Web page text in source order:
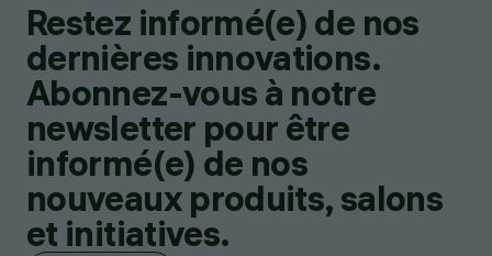
Restez informé(e) de nos
dernières innovations.
Abonnez-vous à notre
newsletter pour être
informé(e) de nos
nouveaux produits, salons
et initiatives.